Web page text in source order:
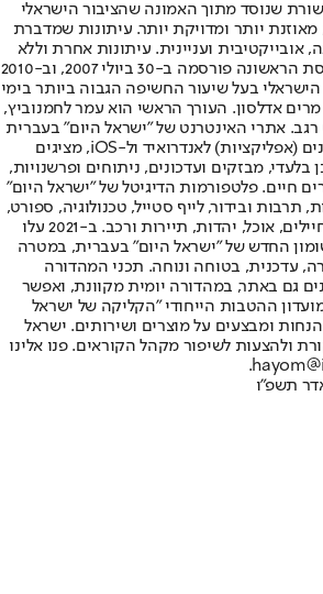
שנוסד מתוך האמונה שהציבור הישראלי
מאוזנת יותר ומדויקת יותר. עיתונות שמדברת
אובייקטיבית ועניינית. עיתונות אחרת וללא
תשלום. המהדורה המודפסת הראשונה פורסמה ב-30 ביולי 2007, וב-2010
הישראלי בעל שיעור החשיפה הגבוה ביותר בימי
אדלסון. העורך הראשי הוא עמר לחמנוביץ,
רגב. אתרי האינטרנט של "ישראל היום" בעברית
ובאנגלית, כמו כן היישומונים (אפליקציות) לאנדרואיד ול-iOS, מציגים
מבזקים ועדכונים, ניתוחים ופרשנויות,
חיים. פלטפורמות הדיגיטל של "ישראל היום"
תרבות ובידור, לייף סטייל, טכנולוגיה, ספורט,
כלכלה וצרכנות, בריאות, חיילים, אוכל, יהדות, תיירות ורכב. ב-2021 עלו
החדש של "ישראל היום" בעברית, במטרה
עדכנית, בטוחה ונוחה. תכני המהדורה
גם באתר, במהדורה יומית מקוונת, ואפשר
ההטבות הייחודי "הקליקה של ישראל
ומבצעים על מוצרים ושירותים. ישראל
ולהצעות לשיפור מקהל הקוראים. פנו אלינו
תשפ"ו